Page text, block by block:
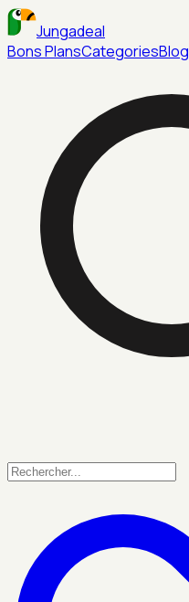
Jungadeal
Bons PlansCategoriesBlog